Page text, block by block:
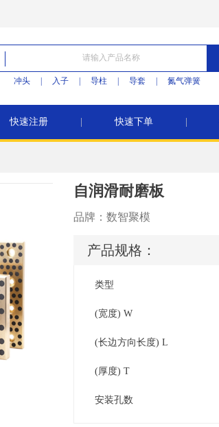
冲头 入子 导柱 导套 氮气弹簧
快速注册 快速下单
自润滑耐磨板
品牌： 数智聚模
产品规格：
类型
(宽度) W
(长边方向长度) L
(厚度) T
安装孔数